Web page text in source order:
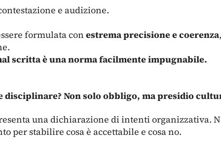
e audizione.
formulata con estrema precisione e coerenza
scritta è una norma facilmente impugnabile.
disciplinare? Non solo obbligo, ma presidio
una dichiarazione di intenti organizzativa.
per stabilire cosa è accettabile e cosa no.